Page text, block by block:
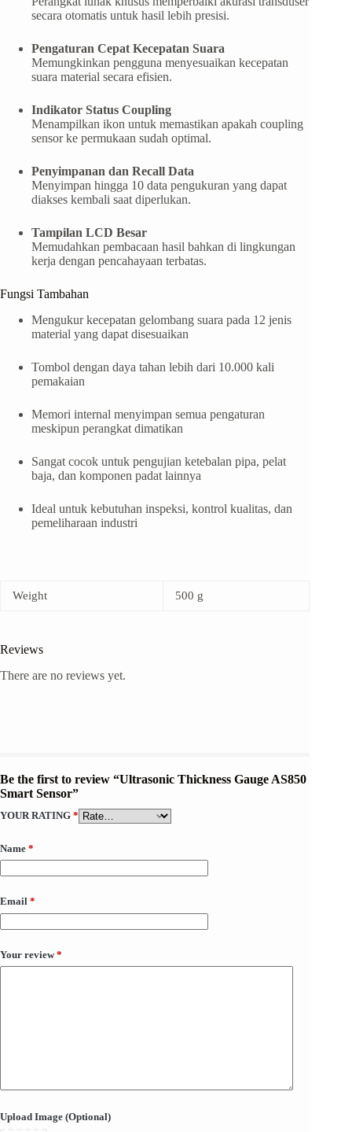
secara otomatis untuk hasil lebih presisi.
Pengaturan Cepat Kecepatan Suara
Memungkinkan pengguna menyesuaikan kecepatan
suara material secara efisien.
Indikator Status Coupling
Menampilkan ikon untuk memastikan apakah coupling
sensor ke permukaan sudah optimal.
Penyimpanan dan Recall Data
Menyimpan hingga 10 data pengukuran yang dapat
diakses kembali saat diperlukan.
Tampilan LCD Besar
Memudahkan pembacaan hasil bahkan di lingkungan
kerja dengan pencahayaan terbatas.
Fungsi Tambahan
Mengukur kecepatan gelombang suara pada 12 jenis
material yang dapat disesuaikan
Tombol dengan daya tahan lebih dari 10.000 kali
pemakaian
Memori internal menyimpan semua pengaturan
meskipun perangkat dimatikan
Sangat cocok untuk pengujian ketebalan pipa, pelat
baja, dan komponen padat lainnya
Ideal untuk kebutuhan inspeksi, kontrol kualitas, dan
pemeliharaan industri
Weight 500 g
Reviews
There are no reviews yet.
Be the first to review “Ultrasonic Thickness Gauge AS850
Smart Sensor”
YOUR RATING *
Name *
Email *
Your review*
Upload Image (Optional)